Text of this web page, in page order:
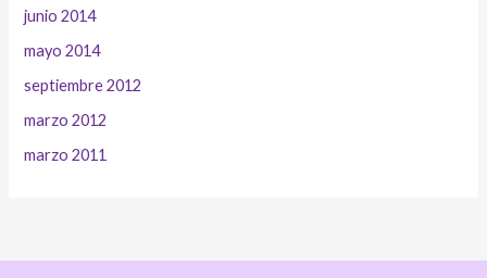
junio 2014
mayo 2014
septiembre 2012
marzo 2012
marzo 2011